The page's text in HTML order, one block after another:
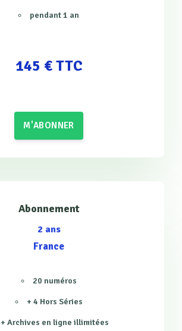
pendant 1 an
145 € TTC
M'ABONNER
Abonnement
2 ans
France
20 numéros
+ 4 Hors Séries
+ Archives en ligne illimitées